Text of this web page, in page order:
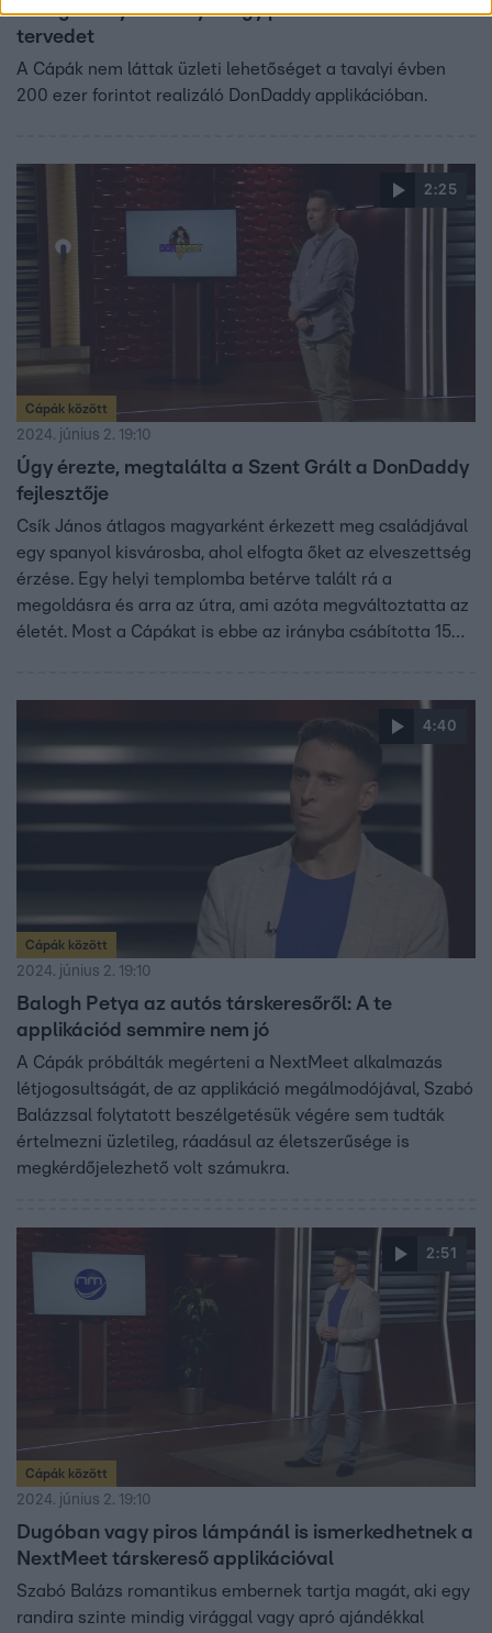
Balogh Petya: A tények egy picit aláássák az üzleti
tervedet
A Cápák nem láttak üzleti lehetőséget a tavalyi évben
200 ezer forintot realizáló DonDaddy applikációban.
2:25
Cápák között
2024. június 2. 19:10
Úgy érezte, megtalálta a Szent Grált a DonDaddy
fejlesztője
Csík János átlagos magyarként érkezett meg családjával
egy spanyol kisvárosba, ahol elfogta őket az elveszettség
érzése. Egy helyi templomba betérve talált rá a
megoldásra és arra az útra, ami azóta megváltoztatta az
életét. Most a Cápákat is ebbe az irányba csábította 15
4:40
Cápák között
2024. június 2. 19:10
Balogh Petya az autós társkeresőről: A te
applikációd semmire nem jó
A Cápák próbálták megérteni a NextMeet alkalmazás
létjogosultságát, de az applikáció megálmodójával, Szabó
Balázzsal folytatott beszélgetésük végére sem tudták
értelmezni üzletileg, ráadásul az életszerűsége is
megkérdőjelezhető volt számukra.
2:51
Cápák között
2024. június 2. 19:10
Dugóban vagy piros lámpánál is ismerkedhetnek a
NextMeet társkereső applikációval
Szabó Balázs romantikus embernek tartja magát, aki egy
randira szinte mindig virággal vagy apró ajándékkal